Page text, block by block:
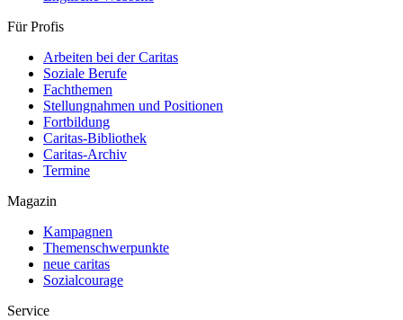
Für Profis
Arbeiten bei der Caritas
Soziale Berufe
Fachthemen
Stellungnahmen und Positionen
Fortbildung
Caritas-Bibliothek
Caritas-Archiv
Termine
Magazin
Kampagnen
Themenschwerpunkte
neue caritas
Sozialcourage
Service